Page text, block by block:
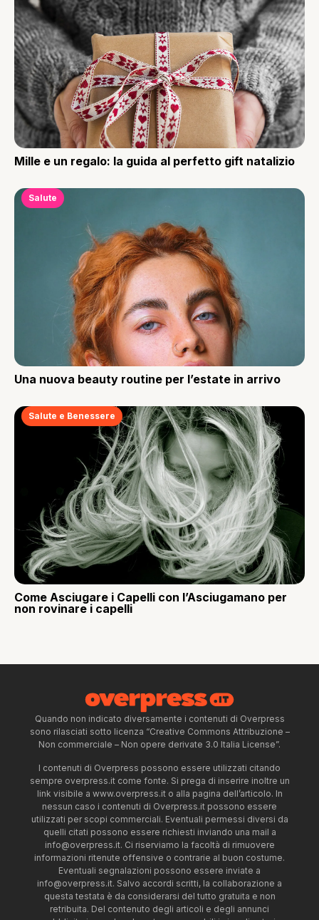
Mille e un regalo: la guida al perfetto gift natalizio
Salute
Una nuova beauty routine per l’estate in arrivo
Salute e Benessere
Come Asciugare i Capelli con l’Asciugamano per
non rovinare i capelli
Quando non indicato diversamente i contenuti di Overpress
sono rilasciati sotto licenza “Creative Commons Attribuzione –
Non commerciale – Non opere derivate 3.0 Italia License”.
I contenuti di Overpress possono essere utilizzati citando
sempre overpress.it come fonte. Si prega di inserire inoltre un
link visibile a www.overpress.it o alla pagina dell’articolo. In
nessun caso i contenuti di Overpress.it possono essere
utilizzati per scopi commerciali. Eventuali permessi diversi da
quelli citati possono essere richiesti inviando una mail a
info@overpress.it. Ci riserviamo la facoltà di rimuovere
informazioni ritenute offensive o contrarie al buon costume.
Eventuali segnalazioni possono essere inviate a
info@overpress.it. Salvo accordi scritti, la collaborazione a
questa testata è da considerarsi del tutto gratuita e non
retribuita. Del contenuto degli articoli e degli annunci